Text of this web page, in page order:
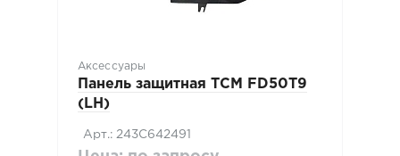
Аксессуары
Панель защитная TCM FD50T9
(LH)
Арт.: 243C642491